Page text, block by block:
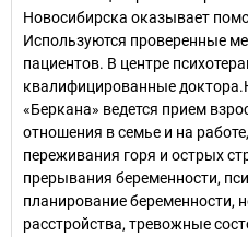
Новосибирска оказывает
Используются проверенные
пациентов. В центре
квалифицированные
«Беркана» ведется прием
отношения в семье и на
переживания горя и острых
прерывания беременности,
планирование беременности,
расстройства, тревожные